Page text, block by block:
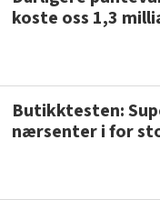
koste oss 1,3
Butikktesten:
nærsenter i for